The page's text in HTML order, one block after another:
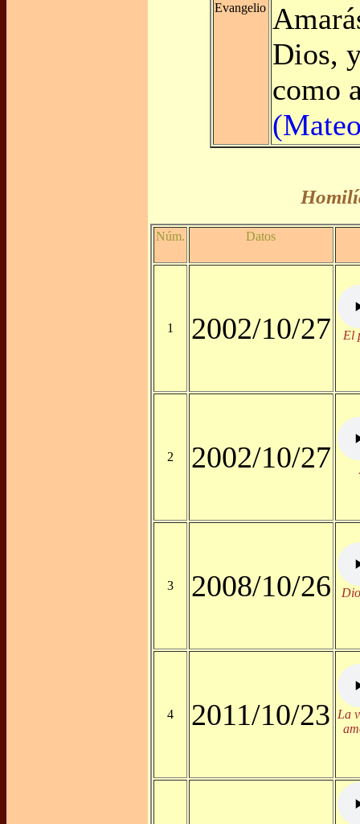
Evangelio
Dios,
como
Núm. Datos
1 2002/10/27 El
2 2002/10/27
3 2008/10/26
4 2011/10/23
La